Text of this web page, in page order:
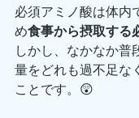
必須アミノ酸は体内
め食事から摂取する
しかし、なかなか普
量をどれも過不足な
ことです。😲